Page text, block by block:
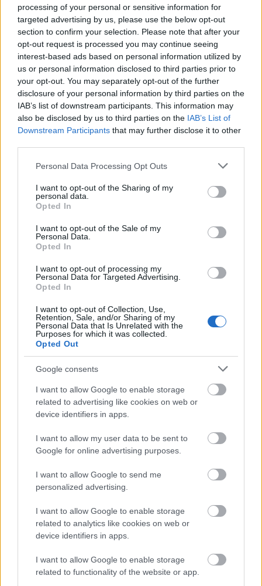
processing of your personal or sensitive information for
targeted advertising by us, please use the below opt-out
section to confirm your selection. Please note that after your
opt-out request is processed you may continue seeing
interest-based ads based on personal information utilized by
us or personal information disclosed to third parties prior to
your opt-out. You may separately opt-out of the further
disclosure of your personal information by third parties on the
IAB’s list of downstream participants. This information may
also be disclosed by us to third parties on the IAB’s List of
Downstream Participants that may further disclose it to other
Please note that this website/app uses one or more Google
not limited to your visit or usage behaviour. You may click to
grant or deny consent to Google and its third-party tags to
use your data for below specified purposes in below Google
consent section.
Personal Data Processing Opt Outs
I want to opt-out of the Sharing of my
personal data.
Opted In
I want to opt-out of the Sale of my
Personal Data.
Opted In
I want to opt-out of processing my
Personal Data for Targeted Advertising.
Opted In
I want to opt-out of Collection, Use,
Retention, Sale, and/or Sharing of my
Personal Data that Is Unrelated with the
Purposes for which it was collected.
Opted Out
Google consents
I want to allow Google to enable storage
related to advertising like cookies on web or
device identifiers in apps.
I want to allow my user data to be sent to
Google for online advertising purposes.
I want to allow Google to send me
personalized advertising.
I want to allow Google to enable storage
related to analytics like cookies on web or
device identifiers in apps.
I want to allow Google to enable storage
related to functionality of the website or app.
De hiba lenne azt gondolni, hogy Lelio egyedül a
szerelmi háromszög (szexuális) feszültségére
építkezik, itt ugyanis alapvetően két világnézet feszül
egymásnak, a közösség ultrakonzervatív,
fundamentalista vallásossága, illetve Ronnit
liberális, kozmopolita életstílusa - ami egyébként
nem kis részben a gyerekkorában szerzett sebekből
is táplálkozik. Ez tetten érhető akár a baráti
vacsorákon is, ahol azt kérdezgetik főhősünktől,
hogy mikor szül már gyereket, vagy amikor az őt
kvázi kiátkozó közeg teljes mértékben rá hárítja
annak felelősségét, hogy nem törődött apjával - nem
kell tehát leszbikus/biszexuális ortodox zsidóknak
lennünk, hogy átérezzük ezeket a helyzeteket.
másból, mint ahogy ezek a régi sérelmek, szerelmek,
konfliktusok a felszínre bugyognak, és
észrevehetetlen, de annál mélyebb töréseket
okoznak a közösség és a szereplők életének
rendjében. Sajnos ez már kevésbé igaz a játékidő
elveszítve a szerelmi szálra és a három főszereplőre
szűkíti fókuszát, itt már egy kicsit megmutatkozik,
hogy ez önmagában kevés lenne ahhoz, hogy egy
ekkora történetet tápláljon. Ebben a helyzetben
Dovid karaktere jelenti a mentőövet, ugyanis ő az,
akin az alkotás fő konfliktusa lecsapódik, és akiben
valódi karakterfejlődés megy végbe - és ezt
Alessandro Nivola fenomális játékkal jeleníti meg.
A befejezés pedig végképp sínre teszi a produkciót.
Még úgy is, hogy a történet megoldása kegyetlenül
amerikai - Lelio azonban kellő arányérzékkel bír
meg a hollywoodi sablonok szerint kikerekített
végkifejletet. Ami végül is jellemző a Disobedience-